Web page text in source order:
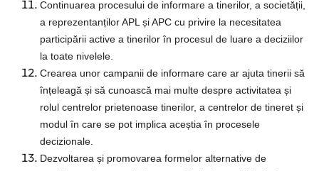
Continuarea procesului de informare a tinerilor, a societății,
a reprezentanților APL și APC cu privire la necesitatea
participării active a tinerilor în procesul de luare a deciziilor
la toate nivelele.
Crearea unor campanii de informare care ar ajuta tinerii să
înțeleagă și să cunoască mai multe despre activitatea și
rolul centrelor prietenoase tinerilor, a centrelor de tineret și
modul în care se pot implica aceștia în procesele
decizionale.
Dezvoltarea și promovarea formelor alternative de